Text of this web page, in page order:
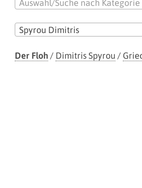
Auswahl/Suche nach Kategorie
Spyrou Dimitris
Der Floh / Dimitris Spyrou /